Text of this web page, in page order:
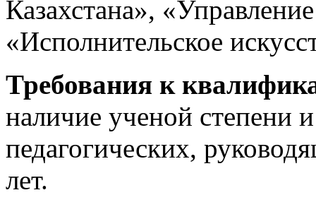
Казахстана»,
«Исполнительское
Требования к
наличие ученой степени
педагогических,
лет.